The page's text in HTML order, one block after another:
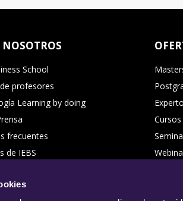
NOSOTROS
School
profesores
Learning by doing
frecuentes
de IEBS
nosotros
Cursos